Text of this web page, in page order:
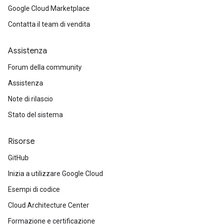
Google Cloud Marketplace
Contatta il team di vendita
Assistenza
Forum della community
Assistenza
Note di rilascio
Stato del sistema
Risorse
GitHub
Inizia a utilizzare Google Cloud
Esempi di codice
Cloud Architecture Center
Formazione e certificazione